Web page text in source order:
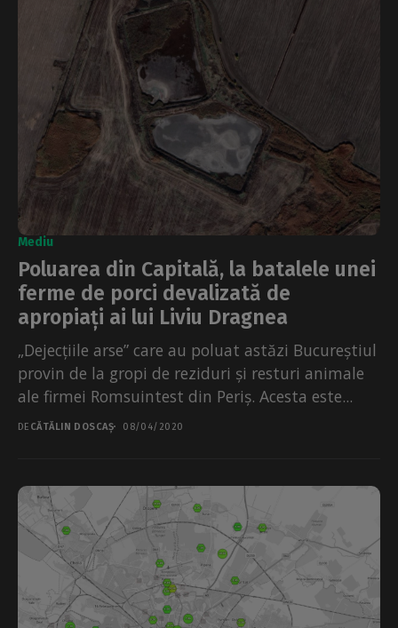
Mediu
Poluarea din Capitală, la batalele unei
ferme de porci devalizată de
apropiați ai lui Liviu Dragnea
„Dejecțiile arse” care au poluat astăzi Bucureștiul
provin de la gropi de reziduri și resturi animale
ale firmei Romsuintest din Periș. Acesta este...
DE CĂTĂLIN DOSCAȘ 08/04/2020